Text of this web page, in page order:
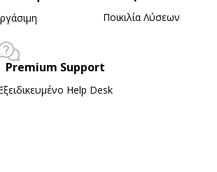
Ποικιλία Λύσεων
Premium Support
Ηelp Desk